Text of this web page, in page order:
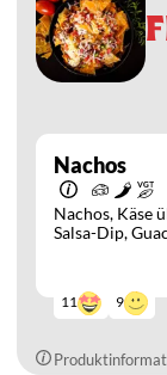
Nachos
Nachos Käse
Salsa-Dip
11 9